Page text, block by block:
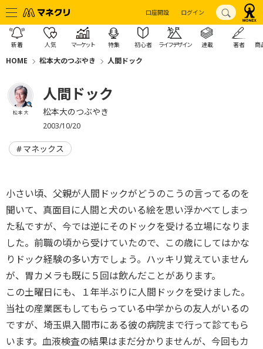
口座開設 ログイン
新着 人気 マーケット 特集 初心者 ライフデザイン 連載 著者 商
HOME 松本大のつぶやき 人間ドック
松本 大
人間ドック
松本大のつぶやき
2003/10/20
マネックス
小さい頃、父親が人間ドックがどうのこうの言ってるのを
聞いて、真面目に人間と犬のいる絵を思い浮かべてしまっ
た私ですが、今では逆にそのドックを受ける立場になりま
した。前職の頃から受けていたので、この歳にしてはかな
りドック経験の多い方でしょう。ハッキリ覚えていません
が、胃カメラも既に５回は飲んだことがあります。
この土曜日にも、１年半ぶりに人間ドックを受けました。
当社の産業医もしてもらっている中学からの友人がいるの
ですが、埼玉県入間市にある彼の病院まで行って診てもら
います。血液検査の結果はまだ分かりませんが、今回もカ